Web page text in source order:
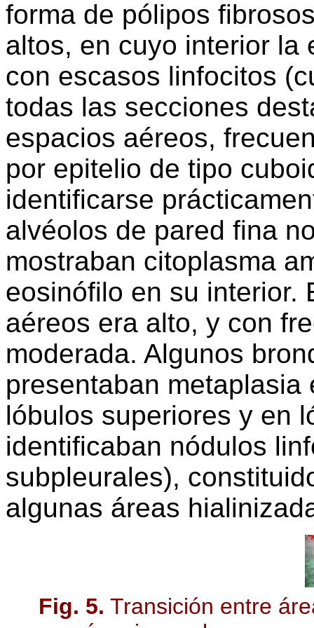
forma de pólipos
altos, en cuyo interior la
con escasos linfocitos
todas las secciones
espacios aéreos,
por epitelio de tipo
identificarse
alvéolos de pared fina
mostraban citoplasma
eosinófilo en su interior.
aéreos era alto, y con
moderada. Algunos
presentaban
lóbulos superiores y en
identificaban nódulos
subpleurales),
algunas áreas
Fig. 5. Transición entre